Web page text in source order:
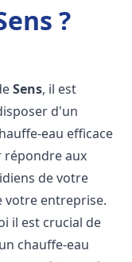
?
Sens, il est
d'un
eau efficace
répondre aux
de votre
votre entreprise.
il est crucial de
chauffe-eau